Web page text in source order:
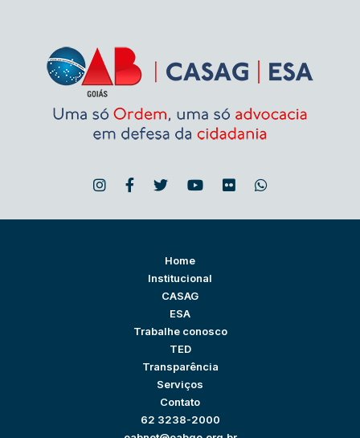
Home
Institucional
CASAG
ESA
Trabalhe conosco
TED
Transparência
Serviços
Contato
62 3238-2000